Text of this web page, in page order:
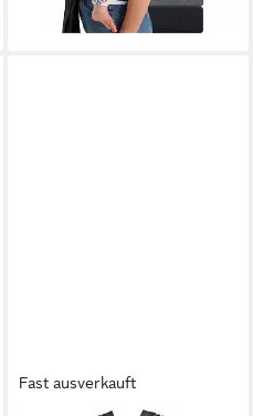
Fast ausverkauft